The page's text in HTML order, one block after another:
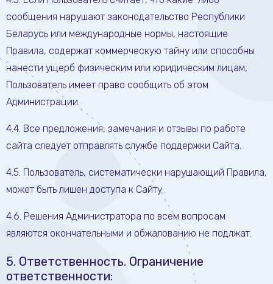
сообщения нарушают законодательство Республики
Беларусь или международные нормы, настоящие
Правила, содержат коммерческую тайну или способны
нанести ущерб физическим или юридическим лицам,
Пользователь имеет право сообщить об этом
Администрации.
4.4. Все предложения, замечания и отзывы по работе
сайта следует отправлять службе поддержки Сайта.
4.5. Пользователь, систематически нарушающий Правила,
может быть лишен доступа к Сайту.
4.6. Решения Администратора по всем вопросам
являются окончательными и обжалованию не подлжат.
5. Ответственность. Ограничение
ответственности: